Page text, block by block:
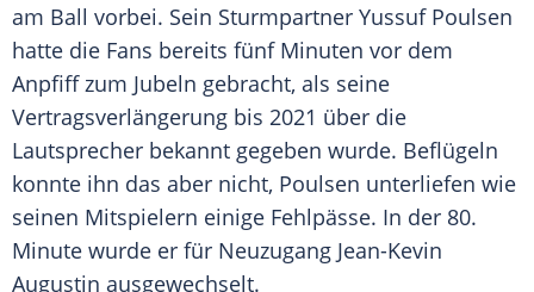
am Ball vorbei. Sein Sturmpartner Yussuf Poulsen
hatte die Fans bereits fünf Minuten vor dem
Anpfiff zum Jubeln gebracht, als seine
Vertragsverlängerung bis 2021 über die
Lautsprecher bekannt gegeben wurde. Beflügeln
konnte ihn das aber nicht, Poulsen unterliefen wie
seinen Mitspielern einige Fehlpässe. In der 80.
Minute wurde er für Neuzugang Jean-Kevin
Augustin ausgewechselt.